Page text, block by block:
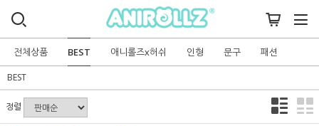
전체상품 BEST 애니롤즈x허쉬 인형 문구 패션
BEST
정렬